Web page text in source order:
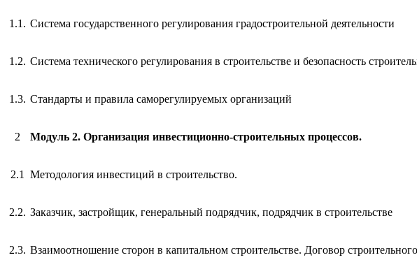
1.1. Система государственного регулирования градостроительной деятельности
1.2. Система технического регулирования в строительстве и безопасность
1.3. Стандарты и правила саморегулируемых организаций
2 Модуль 2. Организация инвестиционно-строительных процессов.
2.1 Методология инвестиций в строительство.
2.2. Заказчик, застройщик, генеральный подрядчик, подрядчик в строительстве
2.3. Взаимоотношение сторон в капитальном строительстве. Договор